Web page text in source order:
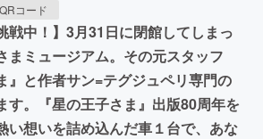
QRコード
戦中！】3月31日に閉館してしまっ
まミュージアム。その元スタッフ
』と作者サン=テグジュペリ専門の
す。『星の王子さま』出版80周年を
い想いを詰め込んだ車１台で、あな